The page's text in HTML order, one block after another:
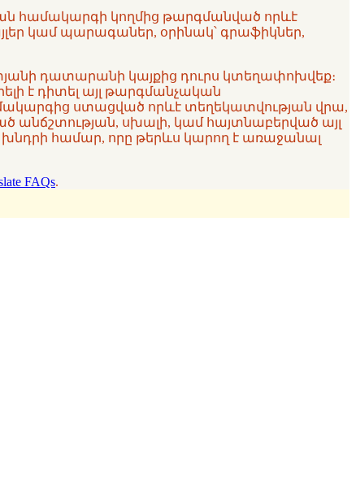
համակարգի կողմից թարգմանված որևէ
կամ պարագաներ, օրինակ՝ գրաֆիկներ,
դատարանի կայքից դուրս կտեղափոխվեք։
է դիտել այլ թարգմանչական
ստացված որևէ տեղեկատվության վրա,
անճշտության, սխալի, կամ հայտնաբերված այլ
համար, որը թերևս կարող է առաջանալ
FAQs.